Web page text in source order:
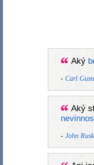
Aký
- Carl
Aký
- John